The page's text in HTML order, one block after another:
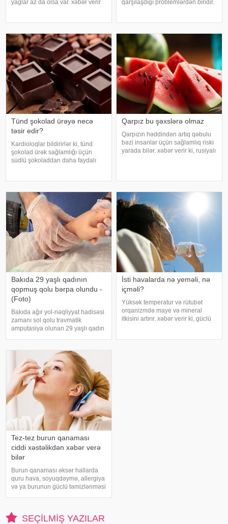
yağlar az da olsa var. xəbər verir
preslənmiş kətan toxumlarında
qarşılaşdığı problemlərdən biridir.
hər zaman tənəffüs yolu
infeksiyası olmur
Tünd şokolad ürəyə necə
təsir edir?
Kardioloqlar bildirirlər ki, tünd
şokolad ürək sağlamlığı üçün
südlü şokoladdan daha faydalı
maddələrdir. -a istinadən bildirir ki
Qarpız bu şəxslərə olmaz
Qarpızın həddindən artıq qəbulu
bəzi insanlar üçün sağlamlıq riski
yarada bilər. xəbər verir ki, rusiyalı
Bakıda 29 yaşlı qadının
qopmuş qolu bərpa olundu -
(Foto)
Bakıda ağır yol-nəqliyyat hadisəsi
zamanı sol qolu travmatik
amputasiya olunan 29 yaşlı qadın
zərərçəkən Səhiyyə Nazirliyi
Akademik M.A.Topçubaşov adına
Elmi Cərrahiyy
İsti havalarda nə yeməli, nə
içməli?
Yüksək temperatur və rütubət
orqanizmdə maye və mineral
itkisini artırır. xəbər verir ki, güclü
Tez-tez burun qanaması
ciddi xəstəlikdən xəbər verə
bilər
Burun qanaması əksər hallarda
quru hava, soyuqdəymə, allergiya
və ya burunun güclü təmizlənməsi
tez-tez təkrarlanır, çox olursa və
ya çətin dayanırsa, mütlə
SEÇILMIŞ YAZILAR